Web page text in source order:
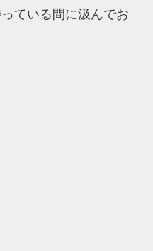
ている間に汲んでお